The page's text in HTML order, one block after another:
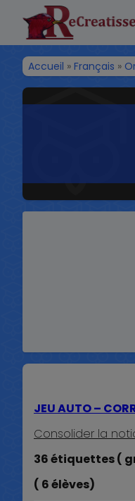
ReCreatisse
Accueil » Français »
JEU AUTO –
Consolider la
36 étiquettes (
( 6 élèves)